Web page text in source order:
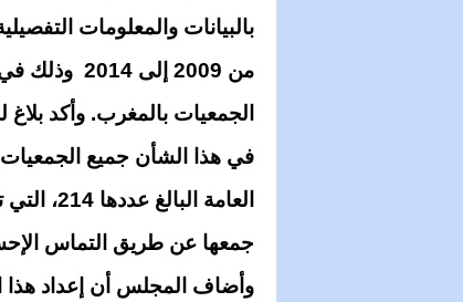
بالبيانات والمعلومات
من 2009
الجمعيات بالمغرب. وأكد
في هذا الشأن جميع
العامة
جمعها عن طريق التماس
وأضاف المجلس أن إعداد هذا